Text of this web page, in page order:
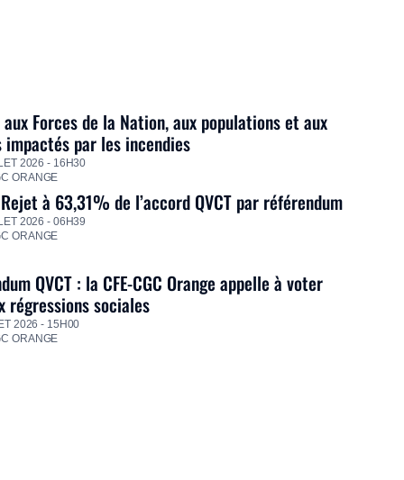
Forces de la Nation, aux populations et aux
par les incendies
2026 - 16H30
ORANGE
à 63,31% de l’accord QVCT par référendum
2026 - 06H39
ORANGE
QVCT : la CFE-CGC Orange appelle à voter
régressions sociales
2026 - 15H00
ORANGE